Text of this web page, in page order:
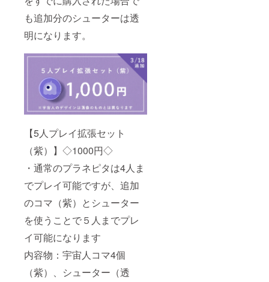
も追加分のシューターは透
明になります。
【5人プレイ拡張セット
（紫）】◇1000円◇
・通常のプラネピタは4人ま
でプレイ可能ですが、追加
のコマ（紫）とシューター
を使うことで５人までプレ
イ可能になります
内容物：宇宙人コマ4個
（紫）、シューター（透